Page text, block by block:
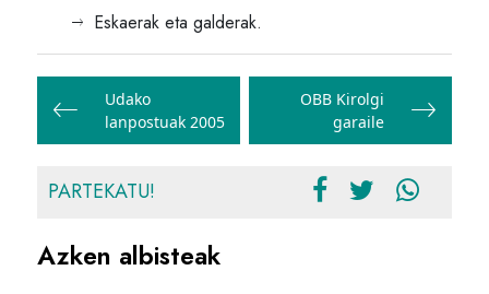
Eskaerak eta galderak.
Bidalketetan
zehar
nabigatu
Udako
lanpostuak 2005
OBB Kirolgi
garaile
PARTEKATU!
Azken albisteak